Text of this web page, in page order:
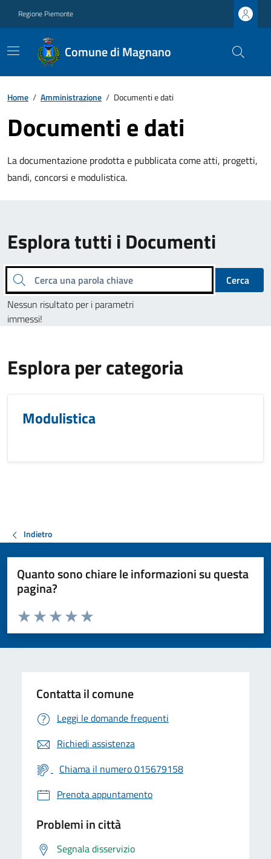
Regione Piemonte
Comune di Magnano
Home / Amministrazione / Documenti e dati
Documenti e dati
La documentazione prodotta e pubblicata come atti, progetti,
bandi, concorsi e modulistica.
Esplora tutti i Documenti
Cerca una parola chiave
Cerca
Nessun risultato per i parametri
immessi!
Esplora per categoria
Modulistica
Indietro
Quanto sono chiare le informazioni su questa
pagina?
Valuta da 1 a 5 stelle la pagina
Valuta 5 stelle su 5
Valuta 4 stelle su 5
Valuta 3 stelle su 5
Valuta 2 stelle su 5
Valuta 1 stelle su 5
Contatta il comune
Leggi le domande frequenti
Richiedi assistenza
Chiama il numero 015679158
Prenota appuntamento
Problemi in città
Segnala disservizio